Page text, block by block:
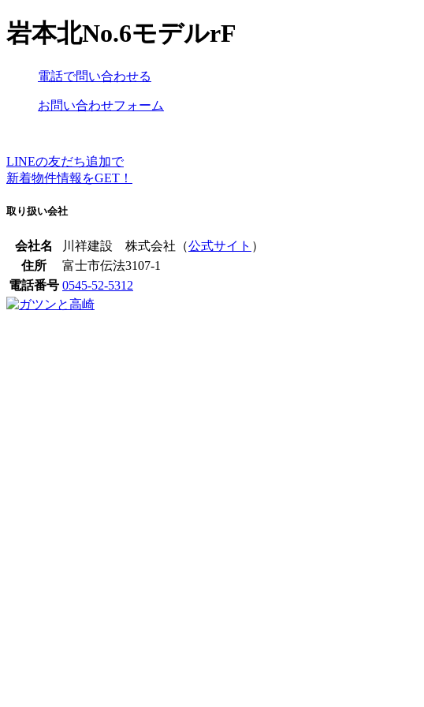
岩本北No.6モデルrF
電話で問い合わせる
お問い合わせフォーム
LINEの友だち追加で
新着物件情報をGET！
取り扱い会社
会社名 川祥建設 株式会社（公式サイト ）
住所
富士市伝法3107-1
電話番号 0545-52-5312